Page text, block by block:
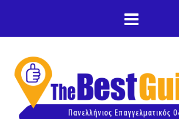
κυρίως περιεχόμενο